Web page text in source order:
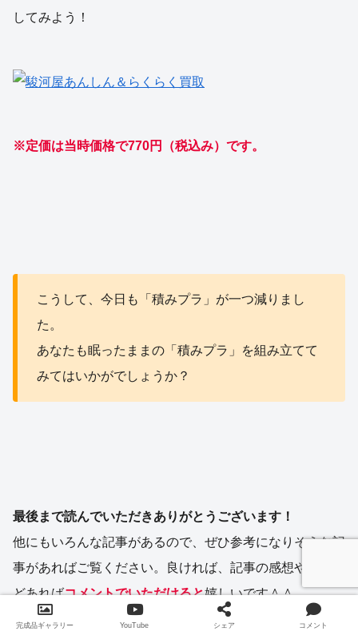
してみよう！
※定価は当時価格で770円（税込み）です。
こうして、今日も「積みプラ」が一つ減りまし
た。
あなたも眠ったままの「積みプラ」を組み立てて
みてはいかがでしょうか？
最後まで読んでいただきありがとうございます！
他にもいろんな記事があるので、ぜひ参考になりそうな記
事があればご覧ください。良ければ、記事の感想や質問な
どあればコメントでいただけると嬉しいです＾＾
完成品ギャラリー YouTube シェア コメント